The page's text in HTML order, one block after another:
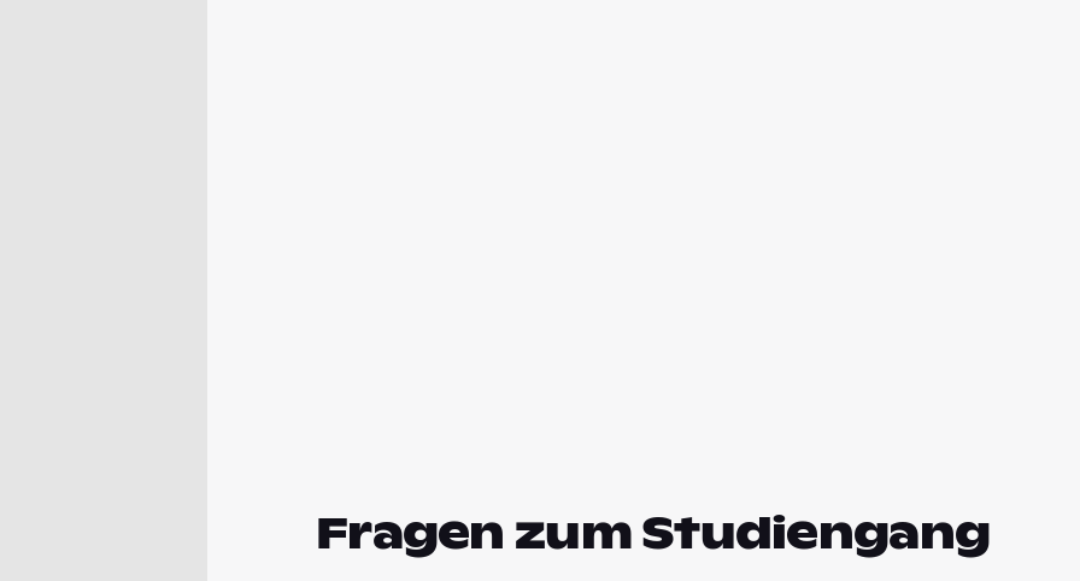
Fragen zum Studiengang